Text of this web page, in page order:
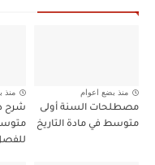
منذ بضع اعوام
مصطلحات السنة أولى
متوسط في مادة التاريخ
منذ
شرح